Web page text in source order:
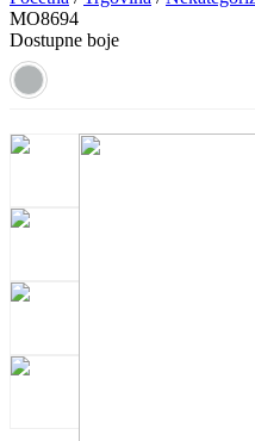
MO8694
Dostupne boje